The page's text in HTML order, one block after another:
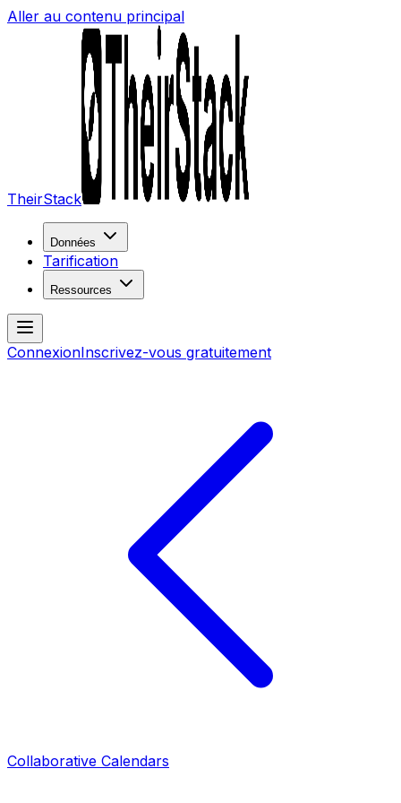
Aller au contenu principal
TheirStack
Données
Tarification
Ressources
ConnexionInscrivez-vous gratuitement
Collaborative Calendars